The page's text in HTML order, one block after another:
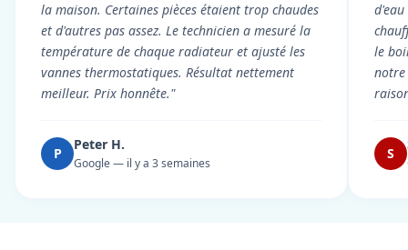
la maison. Certaines pièces étaient trop chaudes
et d'autres pas assez. Le technicien a mesuré la
température de chaque radiateur et ajusté les
vannes thermostatiques. Résultat nettement
meilleur. Prix honnête."
P
Peter H.
Google — il y a 3 semaines
le
notre
S